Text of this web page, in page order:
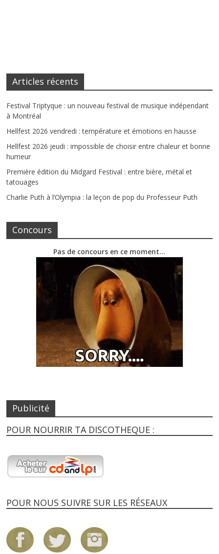
Articles récents
Festival Triptyque : un nouveau festival de musique indépendant
à Montréal
Hellfest 2026 vendredi : température et émotions en hausse
Hellfest 2026 jeudi : impossible de choisir entre chaleur et bonne
humeur
Première édition du Midgard Festival : entre bière, métal et
tatouages
Charlie Puth à l’Olympia : la leçon de pop du Professeur Puth
Concours
Pas de concours en ce moment…
Publicité
POUR NOURRIR TA DISCOTHEQUE :
POUR NOUS SUIVRE SUR LES RÉSEAUX